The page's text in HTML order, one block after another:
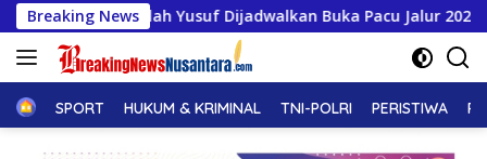
Langsung
ke
konten
Breaking News
Dijadwalkan Buka Pacu Jalur 2026 dan Resmikan
HomeSPORT HUKUM & KRIMINAL TNI-POLRI PERISTIWA